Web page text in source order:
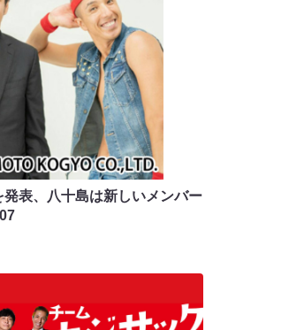
表、八十島は新しいメンバー